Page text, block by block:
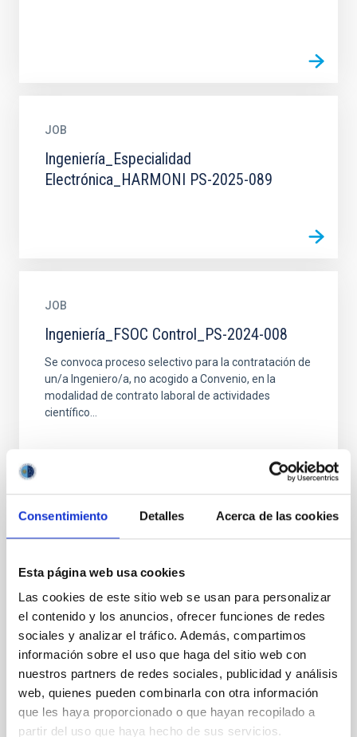
Consentimiento Detalles Acerca de las cookies
Esta página web usa cookies
Las cookies de este sitio web se usan para personalizar
el contenido y los anuncios, ofrecer funciones de redes
sociales y analizar el tráfico. Además, compartimos
información sobre el uso que haga del sitio web con
nuestros partners de redes sociales, publicidad y análisis
web, quienes pueden combinarla con otra información
que les haya proporcionado o que hayan recopilado a
partir del uso que haya hecho de sus servicios.
JOB
Ingeniería_Especialidad
Electrónica_HARMONI PS-2025-089
JOB
Ingeniería_FSOC Control_PS-2024-008
Se convoca proceso selectivo para la contratación de
un/a Ingeniero/a, no acogido a Convenio, en la
modalidad de contrato laboral de actividades
científico...
Ingeniería_FSOC Propagación_PS-2024-
009
Se convoca proceso selectivo para la contratación de
modalidad de contrato laboral de actividades
científico...